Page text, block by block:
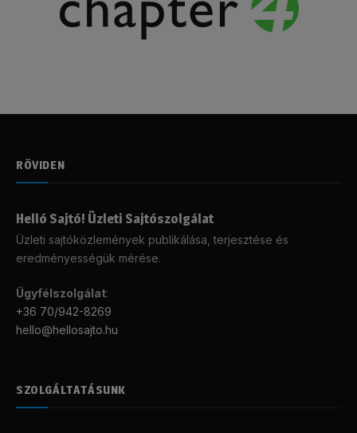
RÖVIDEN
Helló Sajtó! Üzleti Sajtószolgálat
Üzleti sajtóközlemények publikálása, terjesztése és
eredményességük mérése.
Ügyfélszolgálat:
+36 70/942-8269
hello@hellosajto.hu
SZOLGÁLTATÁSUNK